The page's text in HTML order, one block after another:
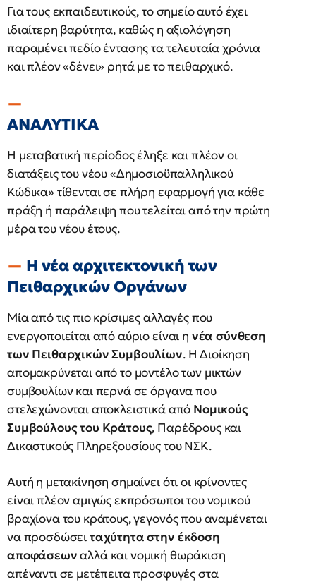
Για τους εκπαιδευτικούς, το σημείο αυτό έχει
ιδιαίτερη βαρύτητα, καθώς η αξιολόγηση
παραμένει πεδίο έντασης τα τελευταία χρόνια
και πλέον «δένει» ρητά με το πειθαρχικό.
ΑΝΑΛΥΤΙΚΑ
Η μεταβατική περίοδος έληξε και πλέον οι
διατάξεις του νέου «Δημοσιοϋπαλληλικού
Κώδικα» τίθενται σε πλήρη εφαρμογή για κάθε
πράξη ή παράλειψη που τελείται από την πρώτη
μέρα του νέου έτους.
Η νέα αρχιτεκτονική των
Πειθαρχικών Οργάνων
Μία από τις πιο κρίσιμες αλλαγές που
ενεργοποιείται από αύριο είναι η νέα σύνθεση
των Πειθαρχικών Συμβουλίων. Η Διοίκηση
απομακρύνεται από το μοντέλο των μικτών
συμβουλίων και περνά σε όργανα που
στελεχώνονται αποκλειστικά από Νομικούς
Συμβούλους του Κράτους, Παρέδρους και
Δικαστικούς Πληρεξουσίους του ΝΣΚ.
Αυτή η μετακίνηση σημαίνει ότι οι κρίνοντες
είναι πλέον αμιγώς εκπρόσωποι του νομικού
βραχίονα του κράτους, γεγονός που αναμένεται
να προσδώσειταχύτητα στην έκδοση
αποφάσεωναλλά και νομική θωράκιση
απέναντι σε μετέπειτα προσφυγές στα